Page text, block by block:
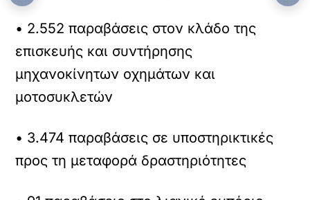
• 2.552 παραβάσεις στον κλάδο της
επισκευής και συντήρησης
μηχανοκίνητων οχημάτων και
μοτοσυκλετών
• 3.474 παραβάσεις σε υποστηρικτικές
προς τη μεταφορά δραστηριότητες